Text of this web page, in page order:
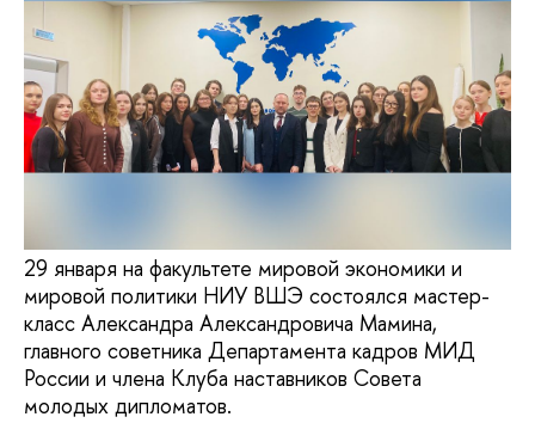
29 января на факультете мировой экономики и
мировой политики НИУ ВШЭ состоялся мастер-
класс Александра Александровича Мамина,
главного советника Департамента кадров МИД
России и члена Клуба наставников Совета
молодых дипломатов.